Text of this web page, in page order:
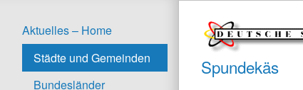
Aktuelles – Home
Städte und Gemeinden
Bundesländer
Spundekäs